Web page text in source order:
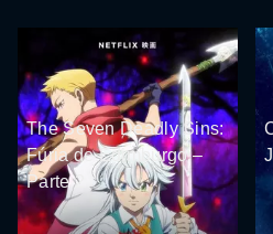
The Seven Deadly Sins:
Fúria de Edimburgo –
Parte 2